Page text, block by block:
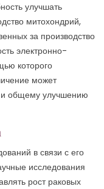
улучшать
митохондрий,
за производство
электронно-
которого
может
и общему улучшению
в связи с его
исследования
рост раковых